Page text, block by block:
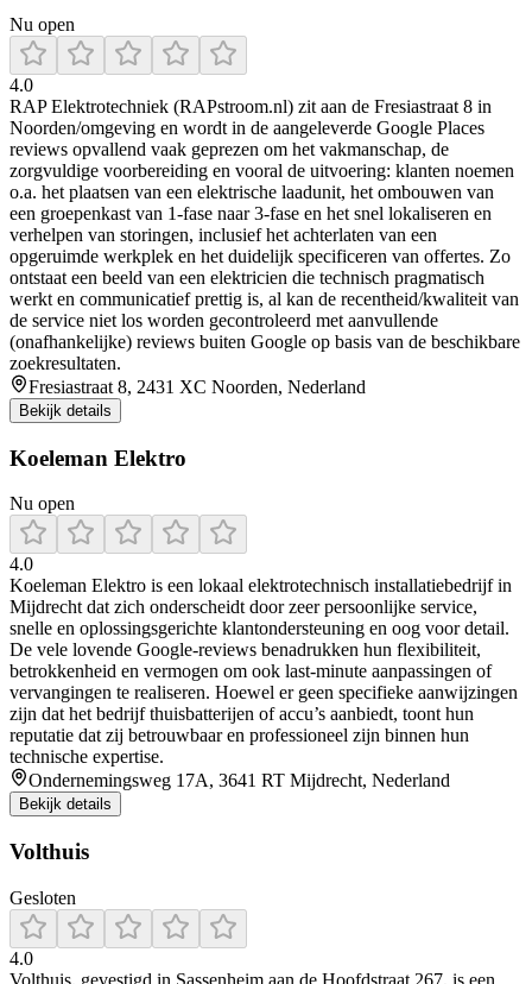
Nu open
4.0
RAP Elektrotechniek (RAPstroom.nl) zit aan de Fresiastraat 8 in
Noorden/omgeving en wordt in de aangeleverde Google Places
reviews opvallend vaak geprezen om het vakmanschap, de
zorgvuldige voorbereiding en vooral de uitvoering: klanten noemen
o.a. het plaatsen van een elektrische laadunit, het ombouwen van
een groepenkast van 1-fase naar 3-fase en het snel lokaliseren en
verhelpen van storingen, inclusief het achterlaten van een
opgeruimde werkplek en het duidelijk specificeren van offertes. Zo
ontstaat een beeld van een elektricien die technisch pragmatisch
werkt en communicatief prettig is, al kan de recentheid/kwaliteit van
de service niet los worden gecontroleerd met aanvullende
(onafhankelijke) reviews buiten Google op basis van de beschikbare
zoekresultaten.
Fresiastraat 8, 2431 XC Noorden, Nederland
Bekijk details
Koeleman Elektro
Nu open
4.0
Koeleman Elektro is een lokaal elektrotechnisch installatiebedrijf in
Mijdrecht dat zich onderscheidt door zeer persoonlijke service,
snelle en oplossingsgerichte klantondersteuning en oog voor detail.
De vele lovende Google-reviews benadrukken hun flexibiliteit,
betrokkenheid en vermogen om ook last-minute aanpassingen of
vervangingen te realiseren. Hoewel er geen specifieke aanwijzingen
zijn dat het bedrijf thuisbatterijen of accu’s aanbiedt, toont hun
reputatie dat zij betrouwbaar en professioneel zijn binnen hun
technische expertise.
Ondernemingsweg 17A, 3641 RT Mijdrecht, Nederland
Bekijk details
Volthuis
Gesloten
4.0
Volthuis, gevestigd in Sassenheim aan de Hoofdstraat 267, is een